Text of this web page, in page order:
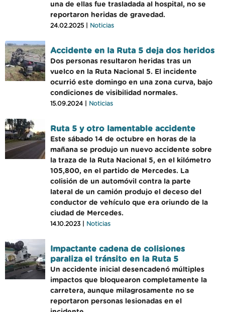
una de ellas fue trasladada al hospital, no se
reportaron heridas de gravedad.
24.02.2025 | Noticias
Accidente en la Ruta 5 deja dos heridos
Dos personas resultaron heridas tras un
vuelco en la Ruta Nacional 5. El incidente
ocurrió este domingo en una zona curva, bajo
condiciones de visibilidad normales.
15.09.2024 | Noticias
Ruta 5 y otro lamentable accidente
Este sábado 14 de octubre en horas de la
mañana se produjo un nuevo accidente sobre
la traza de la Ruta Nacional 5, en el kilómetro
105,800, en el partido de Mercedes. La
colisión de un automóvil contra la parte
lateral de un camión produjo el deceso del
conductor de vehículo que era oriundo de la
ciudad de Mercedes.
14.10.2023 | Noticias
Impactante cadena de colisiones
paraliza el tránsito en la Ruta 5
Un accidente inicial desencadenó múltiples
impactos que bloquearon completamente la
carretera, aunque milagrosamente no se
reportaron personas lesionadas en el